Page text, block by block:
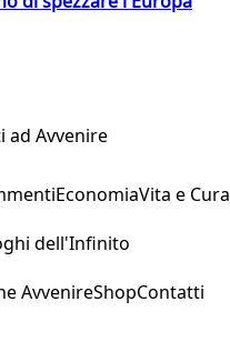
ad Avvenire
EconomiaVita e Cura
dell'Infinito
AvvenireShopContatti